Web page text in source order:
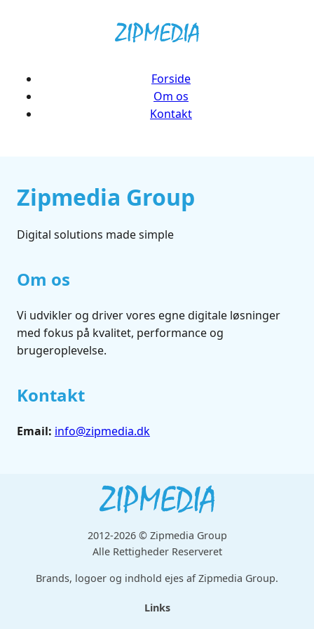
Forside
Om os
Kontakt
Zipmedia Group
Digital solutions made simple
Om os
Vi udvikler og driver vores egne digitale løsninger
med fokus på kvalitet, performance og
brugeroplevelse.
Kontakt
Email: info@zipmedia.dk
2012-2026 © Zipmedia Group
Alle Rettigheder Reserveret
Brands, logoer og indhold ejes af Zipmedia Group.
Links